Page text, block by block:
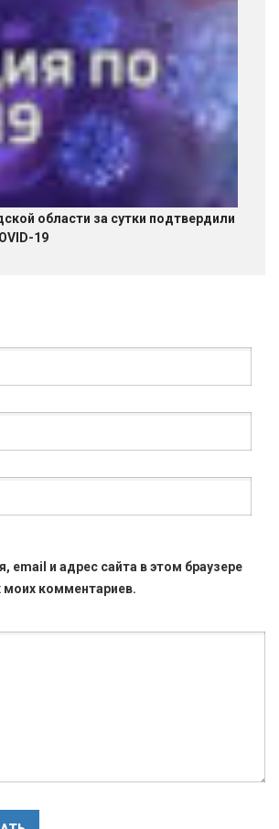
области за сутки подтвердили
19
email и адрес сайта в этом браузере
комментариев.